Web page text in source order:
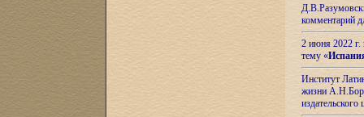
комментарий
2 июня 2022 г.
тему «
Институт
жизни